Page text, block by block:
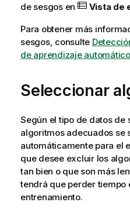
de sesgos en
Vista de
Para obtener más
sesgos, consulte
de aprendizaje automático
Seleccionar
Según el tipo de datos de
algoritmos adecuados se
automáticamente para el
que desee excluir los
tan bien o que son más
tendrá que perder tiempo
entrenamiento.